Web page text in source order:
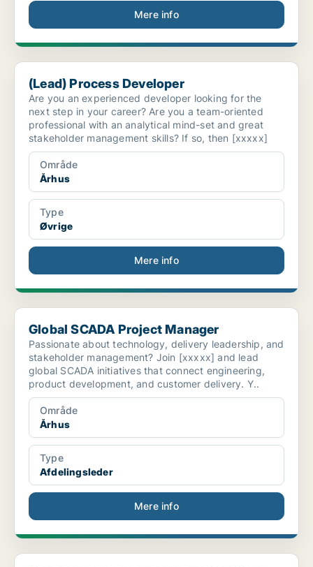
Mere info
(Lead) Process Developer
(Lead) Process Developer
Are you an experienced developer looking for the
next step in your career? Are you a team-oriented
professional with an analytical mind-set and great
stakeholder management skills? If so, then [xxxxx]
Område
Århus
Type
Øvrige
Mere info
Global SCADA Project Manager
Global SCADA Project Manager
Passionate about technology, delivery leadership, and
stakeholder management? Join [xxxxx] and lead
global SCADA initiatives that connect engineering,
product development, and customer delivery. Y..
Område
Århus
Type
Afdelingsleder
Mere info
🔧ERFAREN VARMEPUMPEMONTØRER SØGES – GERNE